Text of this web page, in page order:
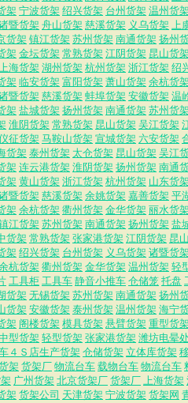
架宁波货架绍兴货架 台州货架温州货
暨货架舟山货架慈溪货架 义乌货架上
货架镇江货架苏州货架南通货架扬州
架金坛货架常熟货架江阴货架 昆山货
海货架湖州货架杭州货架浙江货架绍
架临安货架富阳货架萧山货架余杭货
暨货架慈溪货架蚌埠货架安徽货架温
架盐城货架扬州货架南通货架苏州货
淮阴货架常熟货架 昆山货架吴江货架
征货架马鞍山货架宣城货架六安货架
货架泰州货架太仓货架 昆山货架吴江
架连云港货架淮阴货架扬州货架南通
架黄山货架浙江货架杭州货架 山东货
暨货架慈溪货架余姚货架嘉善货架平
架余杭货架衢州货架金华货架丽水货
江货架苏州货架南通货架扬州货架盐
货架常熟货架张家港货架江阴货架 昆
架绍兴货架 台州货架 义乌货架诸暨货
杭货架衢州货架金华货架温州货架轻
工具柜工具车静音小推车仓储笼托盘
货架无锡货架苏州货架南通货架扬州
货架安徽货架泰州货架温州货架海宁
架 阁楼货架模具货架悬臂货架重型货
型货架轻型货架张家港货架潍坊电晕
４Ｓ店生产货架仓储货架 立体库货架
架货架厂物流台车载物台车物流台车
广州货架北京货架厂货架厂上海货架
架货架公司 天津货架宁波货架货架网